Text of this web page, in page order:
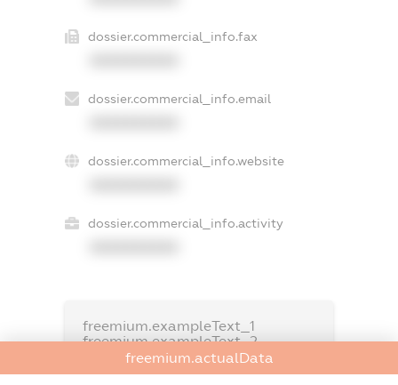
dossier.commercial_info.fax
dossier.commercial_info.email
dossier.commercial_info.website
dossier.commercial_info.activity
freemium.exampleText_1
freemium.exampleText_2
freemium.anonymousPerSearch2
freemium.actualData